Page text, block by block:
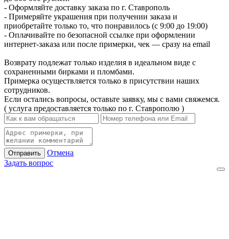
- Оформляйте доставку заказа по г. Ставрополь
- Примеряйте украшения при получении заказа и
приобретайте только то, что понравилось (с 9:00 до 19:00)
- Оплачивайте по безопасной ссылке при оформлении
интернет-заказа или после примерки, чек — сразу на email
Возврату подлежат только изделия в идеальном виде с
сохраненными бирками и пломбами.
Примерка осуществляется только в присутствии наших
сотрудников.
Если остались вопросы, оставьте заявку, мы с вами свяжемся.
( услуга предоставляется только по г. Ставрополю )
Отправить
Отмена
Задать вопрос